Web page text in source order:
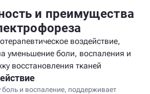
и преимущества
воздействие,
уменьшение боли, воспаления и
восстановления тканей
и воспаление, поддерживает